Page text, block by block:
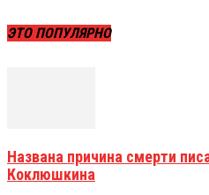
ЭТО ПОПУЛЯРНО
Названа причина смерти
Коклюшкина